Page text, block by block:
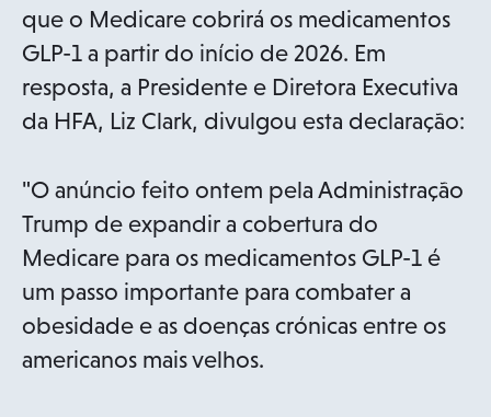
que o Medicare cobrirá os medicamentos
GLP-1 a partir do início de 2026. Em
resposta, a Presidente e Diretora Executiva
da HFA, Liz Clark, divulgou esta declaração:
"O anúncio feito ontem pela Administração
Trump de expandir a cobertura do
Medicare para os medicamentos GLP-1 é
um passo importante para combater a
obesidade e as doenças crónicas entre os
americanos mais velhos.